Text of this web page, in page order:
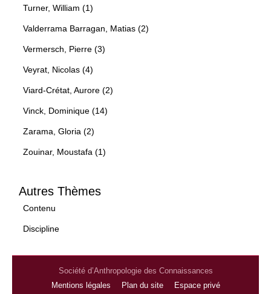
Turner, William (1)
Valderrama Barragan, Matias (2)
Vermersch, Pierre (3)
Veyrat, Nicolas (4)
Viard-Crétat, Aurore (2)
Vinck, Dominique (14)
Zarama, Gloria (2)
Zouinar, Moustafa (1)
Autres Thèmes
Contenu
Discipline
Société d’Anthropologie des Connaissances
Mentions légales
Plan du site Espace privé